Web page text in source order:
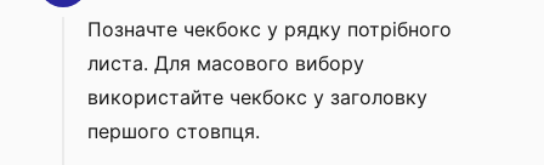
Позначте чекбокс у рядку потрібного
листа. Для масового вибору
використайте чекбокс у заголовку
першого стовпця.